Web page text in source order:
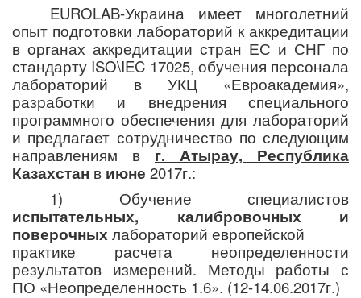
EUROLAB-Украина имеет многолетний
опыт подготовки лабораторий к аккредитации
в органах аккредитации стран ЕС и СНГ по
стандарту ISO\IEC 17025, обучения персонала
лабораторий в УКЦ «Евроакадемия»,
разработки и внедрения специального
программного обеспечения для лабораторий
и предлагает сотрудничество по следующим
направлениям в
г. Атырау, Республика
Казахстан в июне 2017г.:
1) Обучение специалистов
испытательных, калибровочных и
поверочныхлабораторий европейской
практике расчета неопределенности
результатов измерений. Методы работы с
ПО «Неопределенность 1.6». (12-14.06.2017г.)